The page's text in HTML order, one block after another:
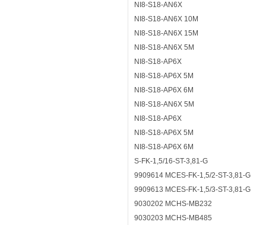
NI8-S18-AN6X
NI8-S18-AN6X 10M
NI8-S18-AN6X 15M
NI8-S18-AN6X 5M
NI8-S18-AP6X
NI8-S18-AP6X 5M
NI8-S18-AP6X 6M
NI8-S18-AN6X 5M
NI8-S18-AP6X
NI8-S18-AP6X 5M
NI8-S18-AP6X 6M
S-FK-1,5/16-ST-3,81-G
9909614 MCES-FK-1,5/2-ST-3,81-G
9909613 MCES-FK-1,5/3-ST-3,81-G
9030202 MCHS-MB232
9030203 MCHS-MB485